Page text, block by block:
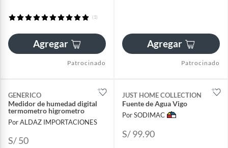
(1)
Agregar
Patrocinado
Agregar
Patrocinado
GENERICO
Medidor de humedad digital
termometro higrometro
Por ALDAZ IMPORTACIONES
S/ 50
JUST HOME COLLECTION
Fuente de Agua Vigo
Por SODIMAC
S/ 99.90